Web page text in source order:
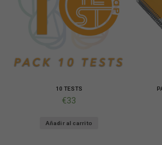
10 TESTS
€33
Añadir al carrito